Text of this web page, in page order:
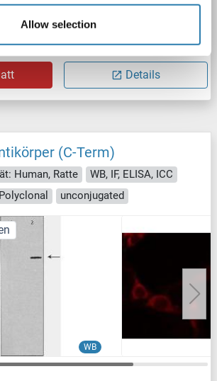
Allow selection
Details
(C-Term)
Human, Ratte
WB, IF, ELISA, ICC
Polyclonal unconjugated
WB